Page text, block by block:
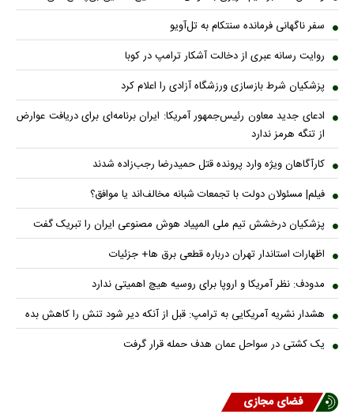
سفر ناگهانی فرمانده سنتکام به تل‌آویو
روایت رسانه عبری از دخالت آشکار ترامپ در کوبا
پزشکیان شرط بازسازی ورزشگاه آزادی را اعلام کرد
ادعای جدید معاون رئیس‌جمهور آمریکا: ایران برنامه‌ای برای دریافت عوارض
از تنگه هرمز ندارد
کارآگاهان ویژه وارد پرونده قتل حمیدرضا رجب‌زاده شدند
فیلم| مسئولان دولت با تجمعات شبانه مخالف‌اند یا موافق؟
پزشکیان درخشش تیم ملی المپیاد هوش مصنوعی ایران را تبریک گفت
اظهارات استاندار تهران درباره قطعی برق ها+ جزئیات
مدودف: نظر آمریکا و اروپا برای روسیه هیچ اهمیتی ندارد
هشدار نشریه آمریکایی به ترامپ: قبل از آنکه دیر شود تنش را کاهش بده
یک کشتی در سواحل عمان هدف حمله قرار گرفت
فضای مجازی